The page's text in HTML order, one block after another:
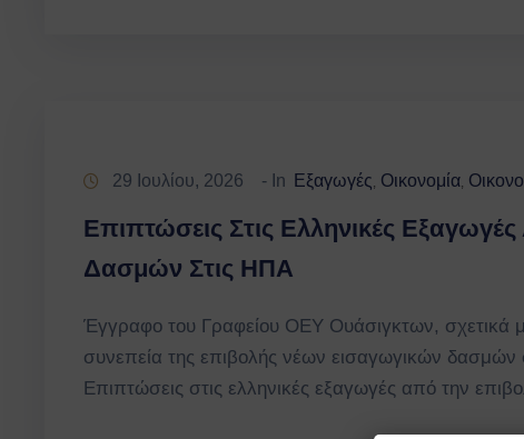
29 Ιουλίου, 2026 - In Εξαγωγές‚ Οικονομία‚
Επιπτώσεις Στις Ελληνικές
Δασμών Στις ΗΠΑ
Έγγραφο του Γραφείου ΟΕΥ Ουάσιγκτων, σχετικά με
συνεπεία της επιβολής νέων εισαγωγικών
Επιπτώσεις στις ελληνικές εξαγωγές από την